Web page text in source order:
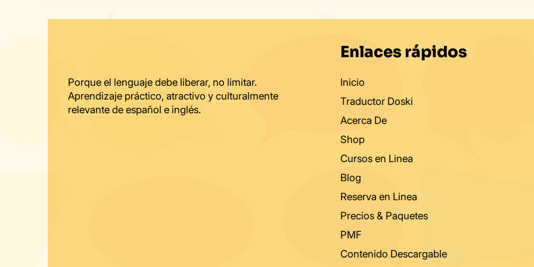
Moverte con Confianza
Mundial
Código para
Porque el lenguaje debe liberar, no limitar.
Aprendizaje práctico, atractivo y culturalmente
relevante de español e inglés.
Enlaces rápidos
Inicio
Traductor Doski
Acerca De
Shop
Cursos en Linea
Blog
Reserva en Linea
Precios & Paquetes
PMF
Contenido Descargable